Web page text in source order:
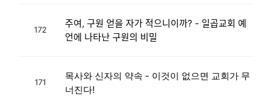
172
주여, 구원 얻을 자가 적으니이까? - 일곱교회 예
언에 나타난 구원의 비밀
171
목사와 신자의 약속 - 이것이 없으면 교회가 무
너진다!